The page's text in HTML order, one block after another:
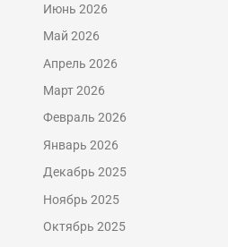
Июнь 2026
Май 2026
Апрель 2026
Март 2026
Февраль 2026
Январь 2026
Декабрь 2025
Ноябрь 2025
Октябрь 2025